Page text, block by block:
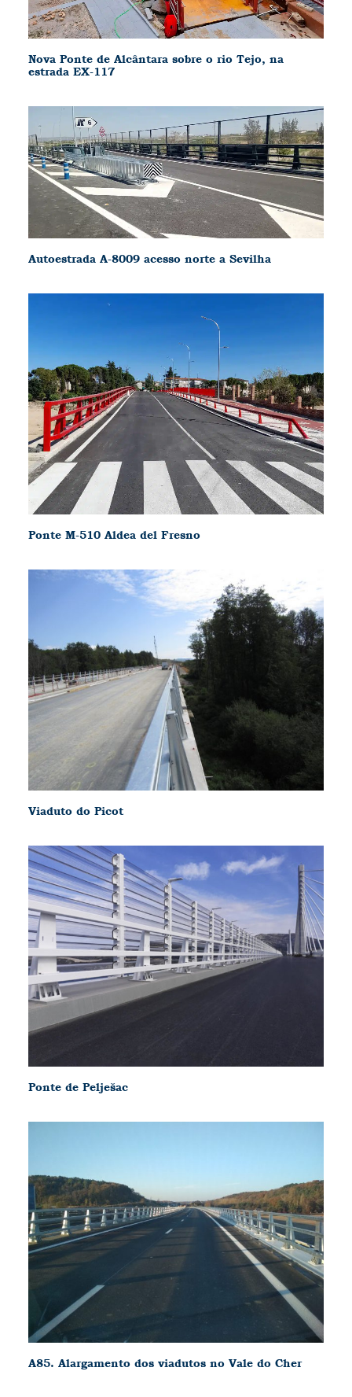
Nova Ponte de Alcântara sobre o rio Tejo, na
estrada EX-117
Autoestrada A-8009 acesso norte a Sevilha
Ponte M-510 Aldea del Fresno
Viaduto do Picot
Ponte de Pelješac
A85. Alargamento dos viadutos no Vale do Cher